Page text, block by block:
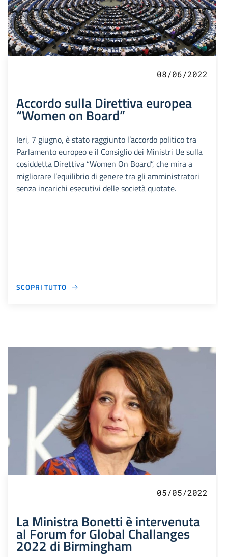
08/06/2022
Accordo sulla Direttiva europea
“Women on Board”
Ieri, 7 giugno, è stato raggiunto l’accordo politico tra
Parlamento europeo e il Consiglio dei Ministri Ue sulla
cosiddetta Direttiva “Women On Board”, che mira a
migliorare l’equilibrio di genere tra gli amministratori
senza incarichi esecutivi delle società quotate.
SCOPRI TUTTO
05/05/2022
La Ministra Bonetti è intervenuta
al Forum for Global Challanges
2022 di Birmingham